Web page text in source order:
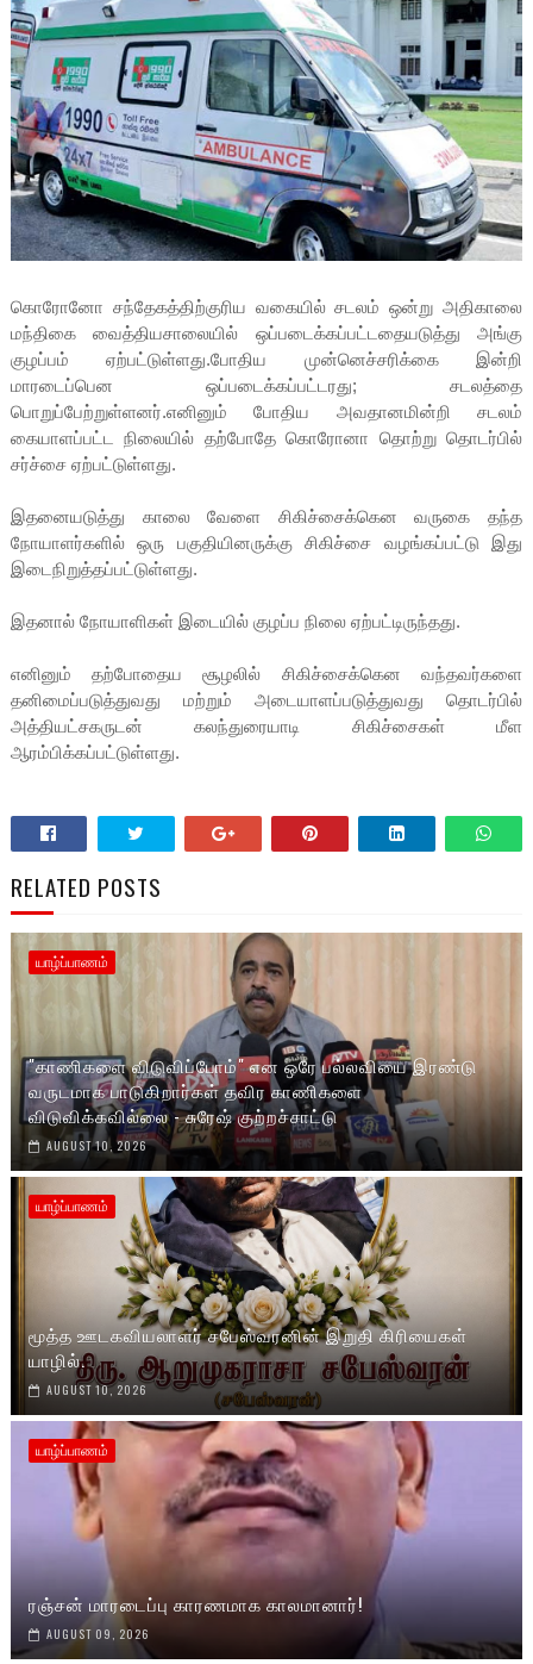
கொரோனோ சந்தேகத்திற்குரிய வகையில் சடலம் ஒன்று அதிகாலை
மந்திகை வைத்தியசாலையில் ஒப்படைக்கப்பட்டதையடுத்து அங்கு
குழப்பம் ஏற்பட்டுள்ளது.போதிய முன்னெச்சரிக்கை இன்றி
மாரடைப்பென ஒப்படைக்கப்பட்டரது; சடலத்தை
பொறுப்பேற்றுள்ளனர்.எனினும் போதிய அவதானமின்றி சடலம்
கையாளப்பட்ட நிலையில் தற்போதே கொரோனா தொற்று தொடர்பில்
சர்ச்சை ஏற்பட்டுள்ளது.
இதனையடுத்து காலை வேளை சிகிச்சைக்கென வருகை தந்த
நோயாளர்களில் ஒரு பகுதியினருக்கு சிகிச்சை வழங்கப்பட்டு இது
இடைநிறுத்தப்பட்டுள்ளது.
இதனால் நோயாளிகள் இடையில் குழப்ப நிலை ஏற்பட்டிருந்தது.
எனினும் தற்போதைய சூழலில் சிகிச்சைக்கென வந்தவர்களை
தனிமைப்படுத்துவது மற்றும் அடையாளப்படுத்துவது தொடர்பில்
அத்தியட்சகருடன் கலந்துரையாடி சிகிச்சைகள் மீள
ஆரம்பிக்கப்பட்டுள்ளது.
RELATED POSTS
யாழ்ப்பாணம்
"காணிகளை விடுவிப்போம்" என ஒரே பல்லவியை இரண்டு
வருடமாக பாடுகிறார்கள் தவிர காணிகளை
விடுவிக்கவில்லை - சுரேஷ் குற்றச்சாட்டு
AUGUST 10, 2026
யாழ்ப்பாணம்
மூத்த ஊடகவியலாளர் சபேஸ்வரனின் இறுதி கிரியைகள்
யாழில்.
AUGUST 10, 2026
யாழ்ப்பாணம்
ரஞ்சன் மாரடைப்பு காரணமாக காலமானார்!
AUGUST 09, 2026